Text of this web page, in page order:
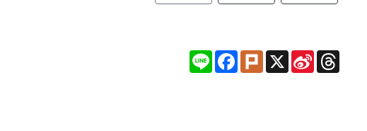
Line Facebook
PlurkX Sina
Weibo